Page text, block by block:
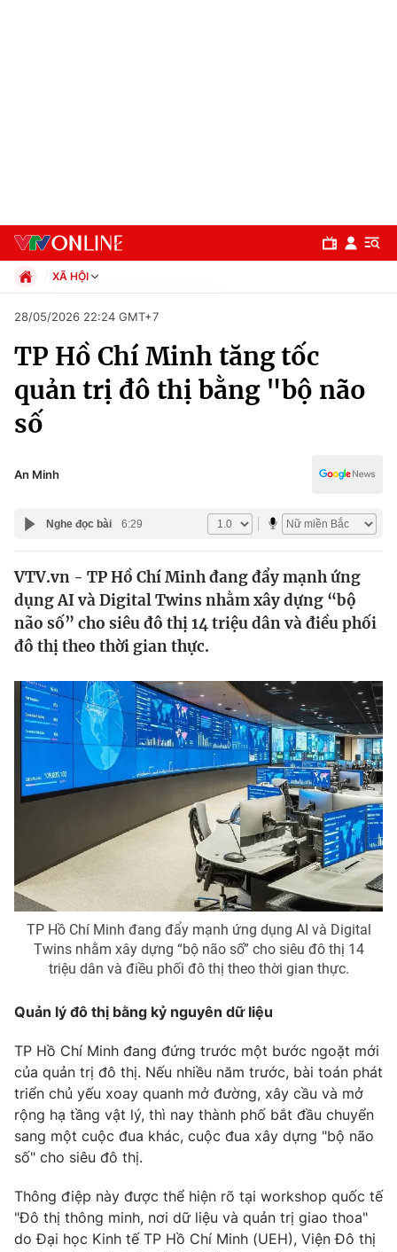
Chuyên mục
Chính trị
Thế giới
Tin tức
Thế giới đó đây
Câu chuyện quốc tế
Kinh tế
Tài chính
Thị trường
Góc doanh nghiệp
Dữ liệu và đời sống
Truyền hình
Phim VTV
Nhân vật
Khán giả
Giải sao mai
Âm nhạc
Sao
Đời sống
Du lịch
Làm đẹp
Chất lượng cuộc sống
Giáo dục
Tuyển sinh
Công nghệ
Hitech Công nghệ tương lai
Sản phẩm
Thị trường
Tư vấn
Giao lưu trực tuyến
Lịch phát sóng
Chuyên mục khác
Emagazine
Photo Infographic
XÃ HỘI
Xã hội
Pháp luật
Thể thao
Giáo dục
28/05/2026 22:24 GMT+7
TP Hồ Chí Minh tăng tốc
quản trị đô thị bằng "bộ não
số
An Minh
Nghe đọc bài 6:29
VTV.vn - TP Hồ Chí Minh đang đẩy mạnh ứng
dụng AI và Digital Twins nhằm xây dựng “bộ
não số” cho siêu đô thị 14 triệu dân và điều phối
đô thị theo thời gian thực.
TP Hồ Chí Minh đang đẩy mạnh ứng dụng AI và Digital
Twins nhằm xây dựng “bộ não số” cho siêu đô thị 14
triệu dân và điều phối đô thị theo thời gian thực.
Quản lý đô thị bằng kỷ nguyên dữ liệu
TP Hồ Chí Minh đang đứng trước một bước ngoặt mới
của quản trị đô thị. Nếu nhiều năm trước, bài toán phát
triển chủ yếu xoay quanh mở đường, xây cầu và mở
rộng hạ tầng vật lý, thì nay thành phố bắt đầu chuyển
sang một cuộc đua khác, cuộc đua xây dựng "bộ não
số" cho siêu đô thị.
Thông điệp này được thể hiện rõ tại workshop quốc tế
"Đô thị thông minh, nơi dữ liệu và quản trị giao thoa"
do Đại học Kinh tế TP Hồ Chí Minh (UEH), Viện Đô thị